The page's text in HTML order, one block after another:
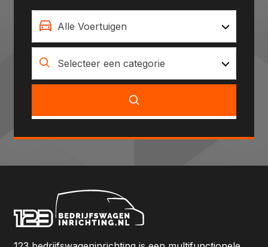
Alle Voertuigen
Selecteer een categorie